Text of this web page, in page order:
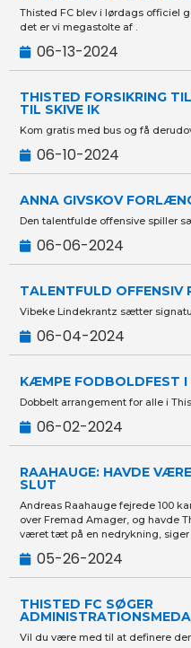
Thisted FC blev i lørdags officiel
det er vi megastolte af .
06-13-2024
THISTED FORSIKRING
TIL SKIVE IK
Kom gratis med bus og få
06-10-2024
ANNA GIVSKOV
Den talentfulde offensive spiller
06-06-2024
TALENTFULD OFFENSIV
Vibeke Lindekrantz sætter
06-04-2024
KÆMPE FODBOLDFEST I
Dobbelt arrangement for alle i
06-02-2024
RAAHAUGE: HAVDE
SLUT
Andreas Raahauge fejrede 100
over Fremad Amager, og havde
været tæt på en nedrykning, siger
05-26-2024
THISTED FC SØGER
Vil du være med til at definere